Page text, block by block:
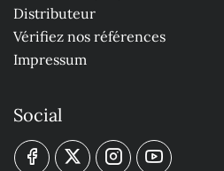
Distributeur
Vérifiez nos références
Impressum
Social